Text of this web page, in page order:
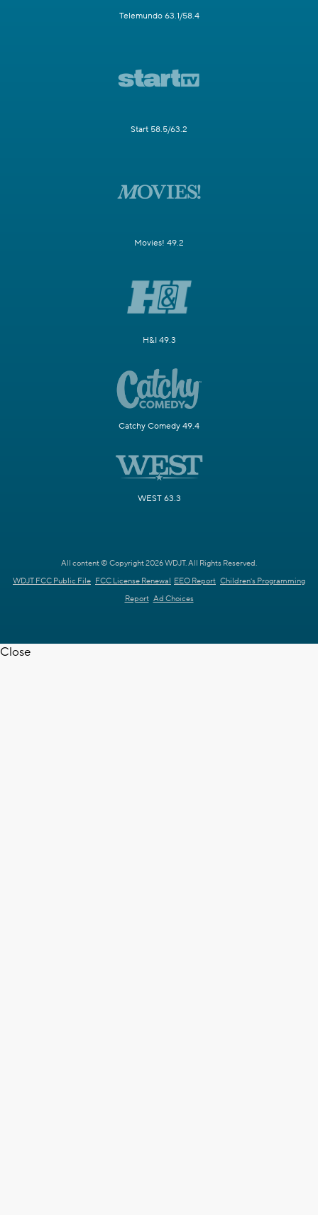
Telemundo 63.1/58.4
Start 58.5/63.2
Movies! 49.2
H&I 49.3
Catchy Comedy 49.4
WEST 63.3
All content © Copyright 2026 WDJT. All Rights Reserved.
WDJT FCC Public File FCC License Renewal EEO Report Children's Programming
Report Ad Choices
Close